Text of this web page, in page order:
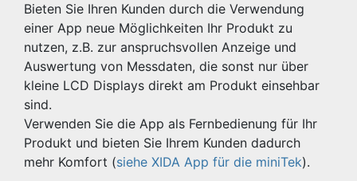
Bieten Sie Ihren Kunden durch die Verwendung
einer App neue Möglichkeiten Ihr Produkt zu
nutzen, z.B. zur anspruchsvollen Anzeige und
Auswertung von Messdaten, die sonst nur über
kleine LCD Displays direkt am Produkt einsehbar
sind.
Verwenden Sie die App als Fernbedienung für Ihr
Produkt und bieten Sie Ihrem Kunden dadurch
mehr Komfort (siehe XIDA App für die miniTek).